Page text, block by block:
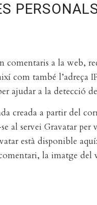
comentaris a la web,
com també l’adreça
ajudar a la detecció
creada a partir del
al servei Gravatar per
està disponible
la imatge del